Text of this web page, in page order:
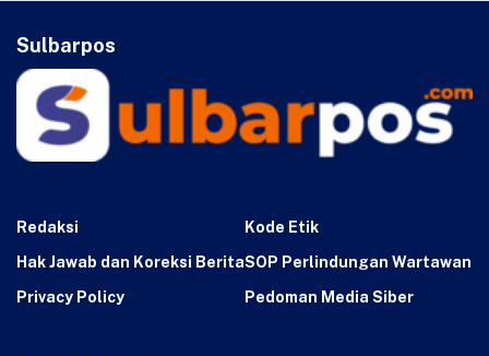
Sulbarpos
Redaksi
Kode Etik
Hak Jawab dan Koreksi BeritaSOP Perlindungan Wartawan
Privacy Policy
Pedoman Media Siber